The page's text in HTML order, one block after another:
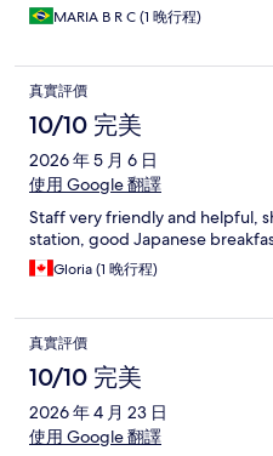
MARIA B R C (1 晚行程)
真實評價
10/10 完美
2026 年 5 月 6 日
使用 Google 翻譯
Staff very friendly and helpful,
station, good Japanese
Gloria (1 晚行程)
真實評價
10/10 完美
2026 年 4 月 23 日
使用 Google 翻譯